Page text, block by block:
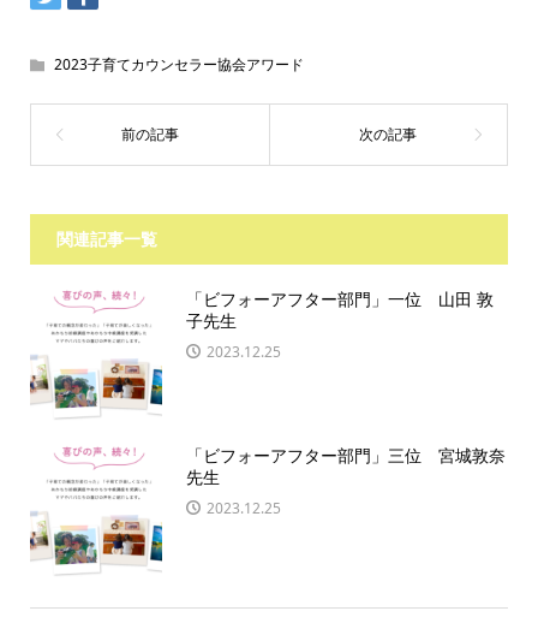
2023子育てカウンセラー協会アワード
関連記事一覧
「ビフォーアフター部門」一位 山田 敦
子先生
2023.12.25
「ビフォーアフター部門」三位 宮城敦奈
先生
2023.12.25